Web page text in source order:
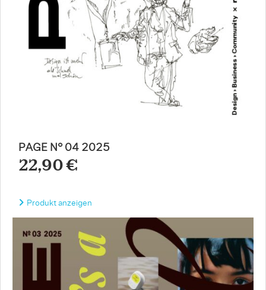
PAGE N° 04 2025
22,90 €
Produkt anzeigen